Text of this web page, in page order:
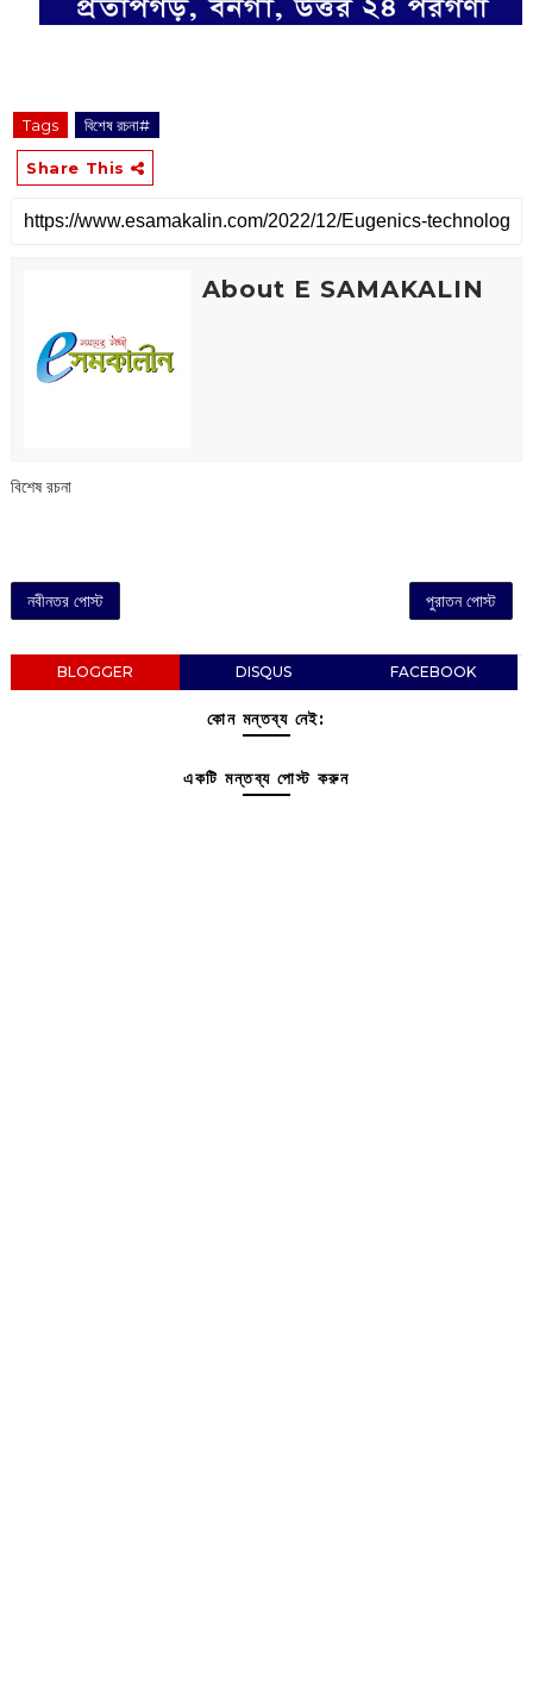
Tags বিশেষ রচনা#
Share This
About E SAMAKALIN
বিশেষ রচনা
নবীনতর পোস্ট পুরাতন পোস্ট
BLOGGER DISQUS FACEBOOK
কোন মন্তব্য নেই:
একটি মন্তব্য পোস্ট করুন